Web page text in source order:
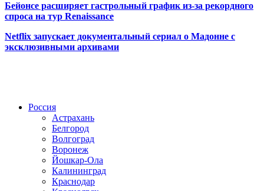
Бейонсе расширяет гастрольный график из-за рекордного
спроса на тур Renaissance
Netflix запускает документальный сериал о Мадонне с
эксклюзивными архивами
Россия
Астрахань
Белгород
Волгоград
Воронеж
Йошкар-Ола
Калининград
Краснодар